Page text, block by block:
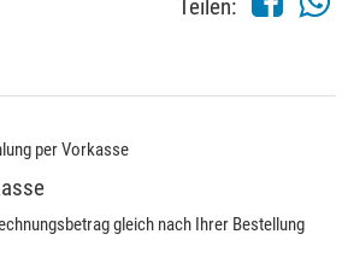
Teilen:
gleich nach Ihrer Bestellung